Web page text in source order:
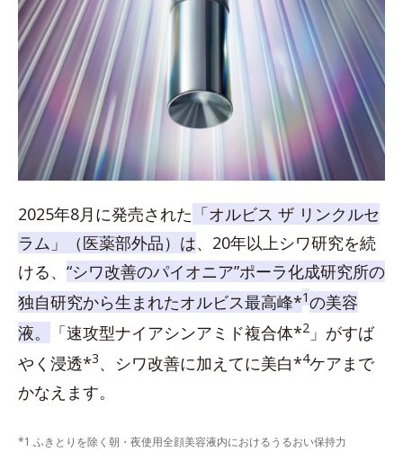
2025年8月に発売された 「オルビス ザ リンクルセ
ラム」（医薬部外品）は、20年以上シワ研究を続
ける、 “シワ改善のパイオニア”ポーラ化成研究所の
独自研究から生まれたオルビス最高峰*1の美容
液。
「速攻型ナイアシンアミド複合体*2 」がすば
やく浸透*3、シワ改善に加えてに美白*4ケアまで
かなえます。
*1 ふきとりを除く朝・夜使用全顔美容液内におけるうるおい保持力